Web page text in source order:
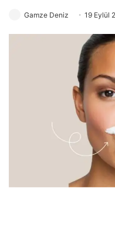
Gamze Deniz 19 Eylül